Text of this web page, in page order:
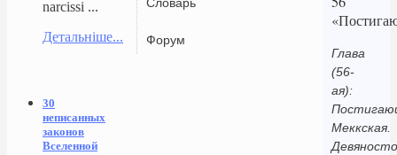
Форум
Глава
(56-
ая):
Меккская.
Девяносто
narcissi ...
Детальніше...
30
неписанных
законов
Вселенной